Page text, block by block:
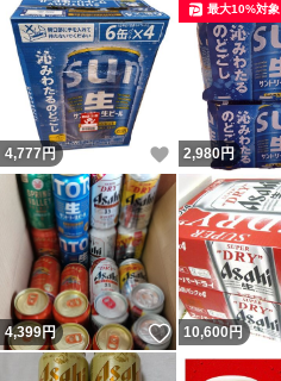
4,777円 いいね！
2,980円
最大10%対象
4,399円 いいね！
10,600円